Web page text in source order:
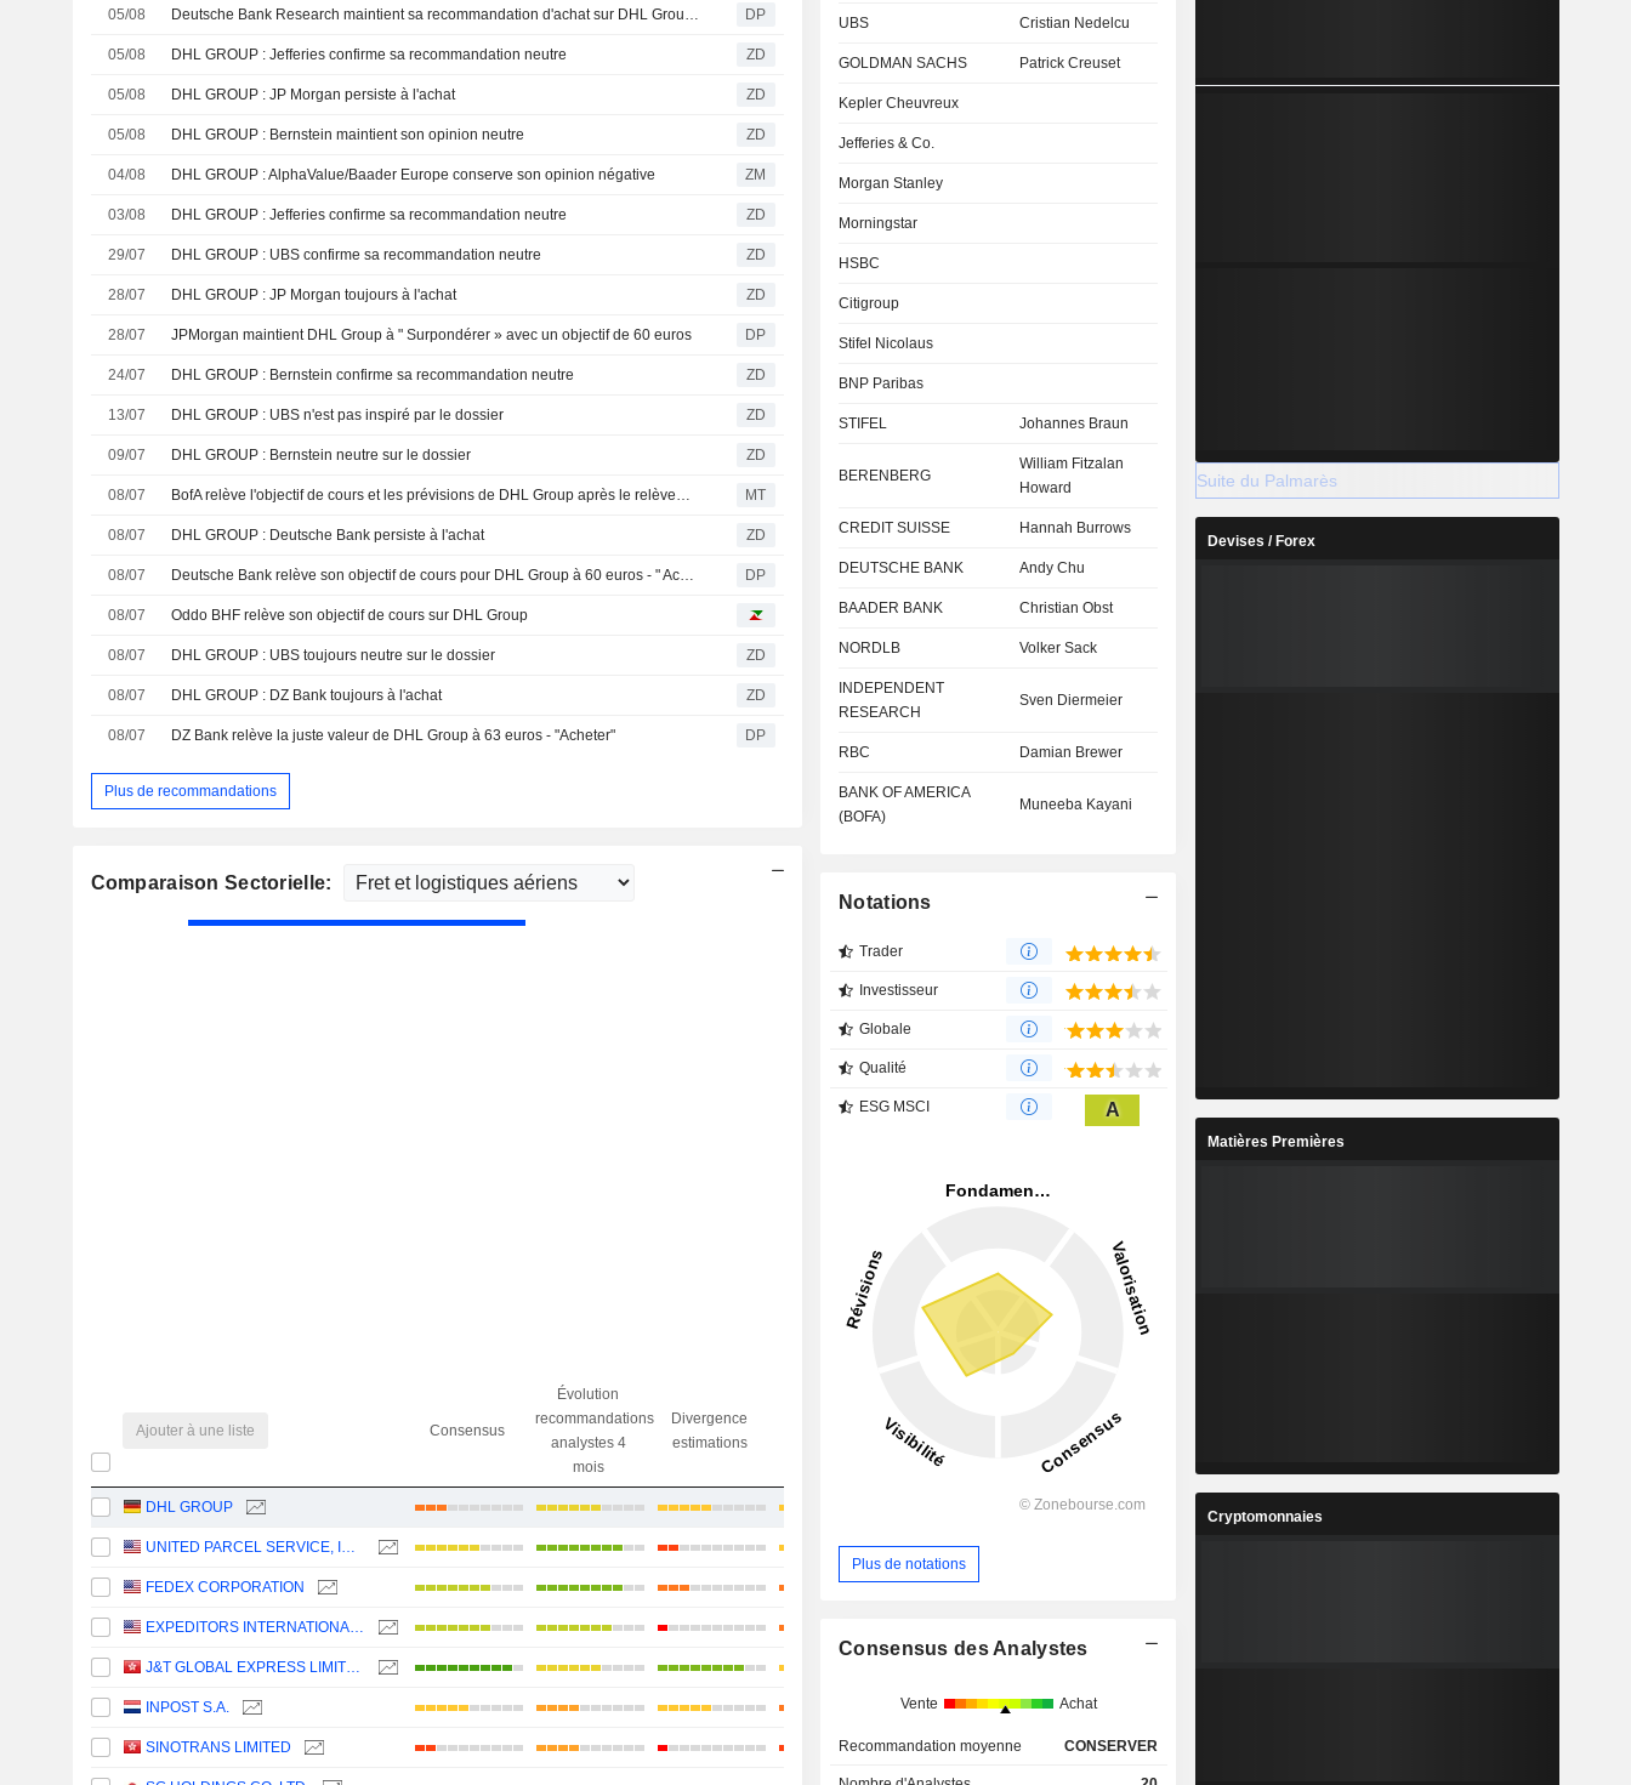
05/08 Deutsche Bank Research maintient sa recommandation d'achat sur DHL Group avec un objectif de 60 euros DP
05/08 DHL GROUP : Jefferies confirme sa recommandation neutre ZD
05/08 DHL GROUP : JP Morgan persiste à l'achat ZD
05/08 DHL GROUP : Bernstein maintient son opinion neutre ZD
04/08 DHL GROUP : AlphaValue/Baader Europe conserve son opinion négative ZM
03/08 DHL GROUP : Jefferies confirme sa recommandation neutre ZD
29/07 DHL GROUP : UBS confirme sa recommandation neutre ZD
28/07 DHL GROUP : JP Morgan toujours à l'achat ZD
28/07 JPMorgan maintient DHL Group à " Surpondérer » avec un objectif de 60 euros DP
24/07 DHL GROUP : Bernstein confirme sa recommandation neutre ZD
13/07 DHL GROUP : UBS n'est pas inspiré par le dossier ZD
09/07 DHL GROUP : Bernstein neutre sur le dossier ZD
08/07 BofA relève l'objectif de cours et les prévisions de DHL Group après le relèvement de l'objectif d'EBIT pour 2026 MT
08/07 DHL GROUP : Deutsche Bank persiste à l'achat ZD
08/07 Deutsche Bank relève son objectif de cours pour DHL Group à 60 euros - " Acheter » DP
08/07 Oddo BHF relève son objectif de cours sur DHL Group
08/07 DHL GROUP : UBS toujours neutre sur le dossier ZD
08/07 DHL GROUP : DZ Bank toujours à l'achat ZD
08/07 DZ Bank relève la juste valeur de DHL Group à 63 euros - "Acheter" DP
Plus de recommandations
Comparaison Sectorielle:
Ajouter à une liste Consensus
Évolution
recommandations
analystes 4
mois
Divergence
estimations
/ dr
DHL GROUP
UNITED PARCEL SERVICE, INC. +7,56%
FEDEX CORPORATION +13,23%
EXPEDITORS INTERNATIONAL OF WASHINGTON INC.
J&T GLOBAL EXPRESS LIMITED
INPOST S.A. +12,12%
SINOTRANS LIMITED +10,75%
UBS Cristian Nedelcu
GOLDMAN SACHS Patrick Creuset
Kepler Cheuvreux
Jefferies & Co.
Morgan Stanley
Morningstar
HSBC
Citigroup
Stifel Nicolaus
BNP Paribas
STIFEL Johannes Braun
BERENBERG
William Fitzalan
Howard
CREDIT SUISSE Hannah Burrows
DEUTSCHE BANK Andy Chu
BAADER BANK Christian Obst
NORDLB Volker Sack
INDEPENDENT
RESEARCH
Sven Diermeier
RBC Damian Brewer
BANK OF AMERICA
(BOFA)
Muneeba Kayani
Notations
Trader
Investisseur
Globale
Qualité
ESG MSCI A
Plus de notations
Consensus des Analystes
Vente Achat
Recommandation moyenne CONSERVER
Suite du Palmarès
Devises / Forex
Matières Premières
Cryptomonnaies